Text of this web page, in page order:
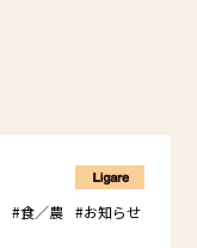
#食／農 #お知らせ